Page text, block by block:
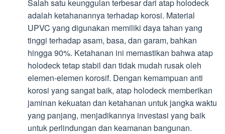
Salah satu keunggulan terbesar dari atap holodeck
adalah ketahanannya terhadap korosi. Material
UPVC yang digunakan memiliki daya tahan yang
tinggi terhadap asam, basa, dan garam, bahkan
hingga 90%. Ketahanan ini memastikan bahwa atap
holodeck tetap stabil dan tidak mudah rusak oleh
elemen-elemen korosif. Dengan kemampuan anti
korosi yang sangat baik, atap holodeck memberikan
jaminan kekuatan dan ketahanan untuk jangka waktu
yang panjang, menjadikannya investasi yang baik
untuk perlindungan dan keamanan bangunan.